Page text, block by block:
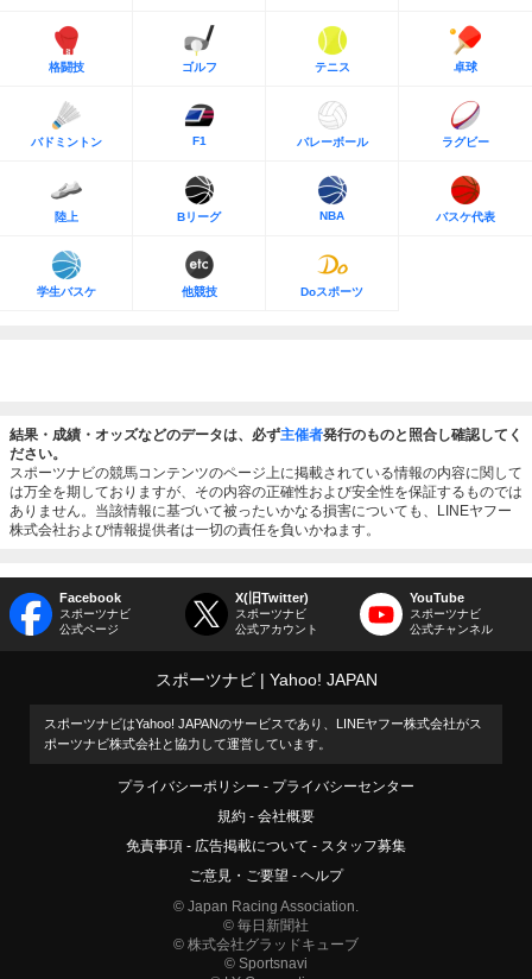
格闘技 ゴルフ テニス 卓球
バドミントン F1 バレーボール ラグビー
陸上 Bリーグ NBA バスケ代表
学生バスケ 他競技 Doスポーツ
結果・成績・オッズなどのデータは、必ず主催者発行のものと照合し確認してく
ださい。
スポーツナビの競馬コンテンツのページ上に掲載されている情報の内容に関して
は万全を期しておりますが、その内容の正確性および安全性を保証するものでは
ありません。当該情報に基づいて被ったいかなる損害についても、LINEヤフー
株式会社および情報提供者は一切の責任を負いかねます。
Facebook
スポーツナビ
公式ページ
X(旧Twitter)
スポーツナビ
公式アカウント
YouTube
スポーツナビ
公式チャンネル
スポーツナビ Yahoo! JAPAN
スポーツナビはYahoo! JAPANのサービスであり、LINEヤフー株式会社がス
ポーツナビ株式会社と協力して運営しています。
プライバシーポリシー
プライバシーセンター
規約
会社概要
免責事項
広告掲載について
スタッフ募集
ご意見・ご要望
ヘルプ
© Japan Racing Association.
© 毎日新聞社
© 株式会社グラッドキューブ
© Sportsnavi